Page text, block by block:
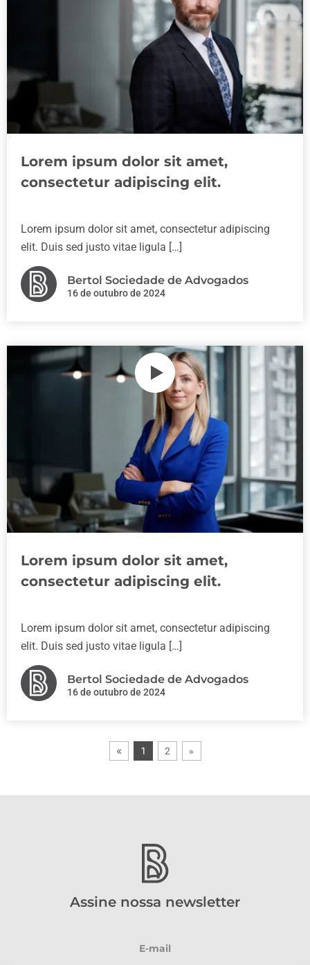
Lorem ipsum dolor sit amet,
consectetur adipiscing elit.
Lorem ipsum dolor sit amet, consectetur adipiscing
elit. Duis sed justo vitae ligula […]
Bertol Sociedade de Advogados
16 de outubro de 2024
Lorem ipsum dolor sit amet,
consectetur adipiscing elit.
Lorem ipsum dolor sit amet, consectetur adipiscing
elit. Duis sed justo vitae ligula […]
Bertol Sociedade de Advogados
16 de outubro de 2024
« 1 2 »
Assine nossa newsletter